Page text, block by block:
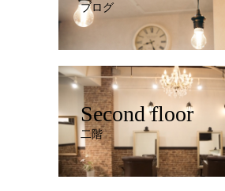
ブログ
Second floor
二階